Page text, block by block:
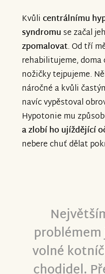
Kvůli centrálnímu
syndromu se začal
zpomalovat. Od tří
rehabilitujeme, doma
nožičky tejpujeme.
náročné a kvůli
navíc vypěstoval
Hypotonie mu
a zlobí ho ujíždějící
nebere chuť dělat
volné